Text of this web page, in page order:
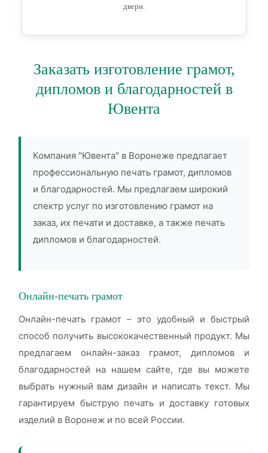
двери.
Заказать изготовление грамот,
дипломов и благодарностей в
Ювента
Компания "Ювента" в Воронеже предлагает
профессиональную печать грамот, дипломов
и благодарностей. Мы предлагаем широкий
спектр услуг по изготовлению грамот на
заказ, их печати и доставке, а также печать
дипломов и благодарностей.
Онлайн-печать грамот
Онлайн-печать грамот – это удобный и быстрый
способ получить высококачественный продукт. Мы
предлагаем онлайн-заказ грамот, дипломов и
благодарностей на нашем сайте, где вы можете
выбрать нужный вам дизайн и написать текст. Мы
гарантируем быструю печать и доставку готовых
изделий в Воронеж и по всей России.